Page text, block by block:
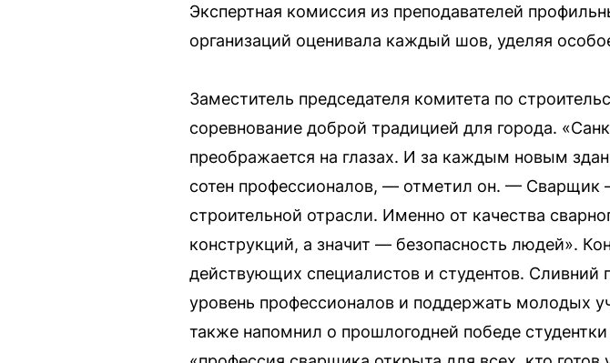
Экспертная комиссия из преподавателей
организаций оценивала каждый шов, уделяя
Заместитель председателя комитета по
соревнование доброй традицией для города.
преображается на глазах. И за каждым новым
сотен профессионалов, — отметил он. — Сварщик
строительной отрасли. Именно от качества
конструкций, а значит — безопасность людей».
действующих специалистов и студентов. Сливний
уровень профессионалов и поддержать молодых
также напомнил о прошлогодней победе